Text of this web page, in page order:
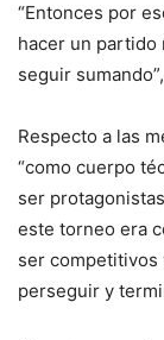
“Entonces por
hacer un partido
seguir
Respecto a las
“como cuerpo
ser
este torneo era
ser competitivos
perseguir y